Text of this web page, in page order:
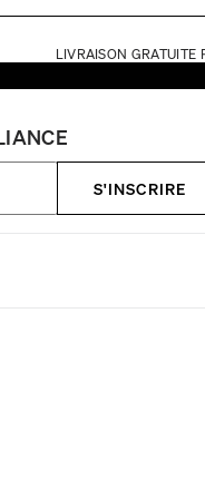
LIVRAISON GRATUITE
S'INSCRIRE